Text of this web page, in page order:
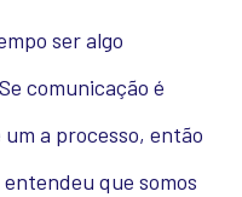
ser algo
comunicação é
a processo, então
que somos